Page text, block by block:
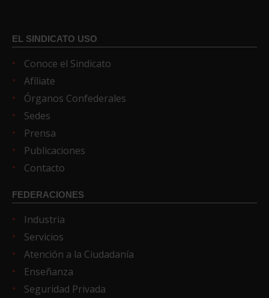
EL SINDICATO USO
Conoce el Sindicato
Afíliate
Órganos Confederales
Sedes
Prensa
Publicaciones
Contacto
FEDERACIONES
Industria
Servicios
Atención a la Ciudadanía
Enseñanza
Seguridad Privada